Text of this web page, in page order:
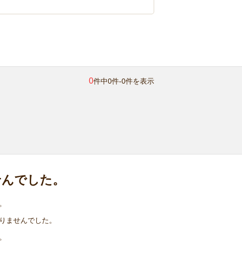
0件中0件-0件を表示
でした。
ませんでした。